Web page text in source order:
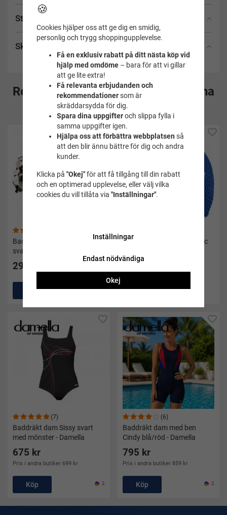
Storlekstabell
Skötselråd
Rekommenderade tillbehör till denna
produkt
Badmössa dam blommig
svart/vit
295 kr
Köp
Badmössa dam Bombastic
129 kr
Köp
(7)
Baddräkt dam Sissy svart
med mönster - Damella
675 kr
Pris i andra butiker 699 kr
Köp 2
(6)
Baddräkt dam med ben
Cindy blå/röd - Damella
795 kr
Pris i andra butiker 859 kr
Köp 2
🍪
Cookies hjälper oss att ge dig en smidig,
personlig och trygg shoppingupplevelse.
Få en exklusiv rabatt på ditt nästa köp vid
hjälp med omdöme– bara för att vi gillar
att ge lite extra!
Få relevanta erbjudanden och
rekommendationersom är
skräddarsydda för dig.
Spara dina uppgifteroch slippa fylla i
samma uppgifter igen.
Hjälpa oss att förbättra webbplatsen så
att den blir ännu bättre för dig och andra
kunder.
Klicka på "Okej"för att få tillgång till din rabatt
och en optimerad upplevelse, eller välj vilka
cookies du vill tillåta via "Inställningar".
Inställningar
Endast nödvändiga
Okej